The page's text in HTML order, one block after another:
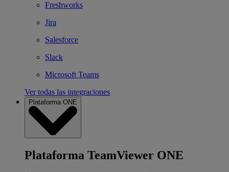
Freshworks
Jira
Salesforce
Slack
Microsoft Teams
Ver todas las integraciones
Plataforma ONE
Plataforma TeamViewer ONE